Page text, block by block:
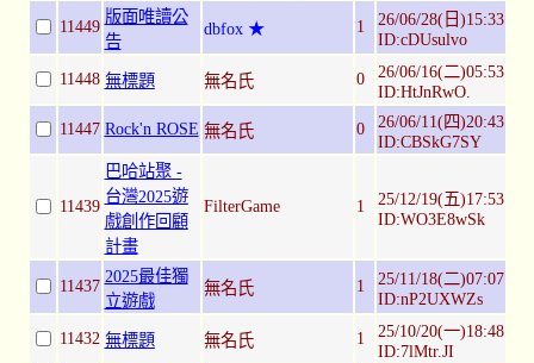
11449 版面唯讀公
告
dbfox ★ 1
26/06/28(日)15:33
ID:cDUsulvo
11448 無標題 無名氏 0
26/06/16(二)05:53
ID:HtJnRwO.
11447 Rock'n ROSE 無名氏 0
26/06/11(四)20:43
ID:CBSkG7SY
11439
巴哈站聚 -
台灣2025遊
戲創作回顧
計畫
FilterGame 1
25/12/19(五)17:53
ID:WO3E8wSk
11437 2025最佳獨
立遊戲
無名氏 1
25/11/18(二)07:07
ID:nP2UXWZs
11432 無標題 無名氏 1
25/10/20(一)18:48
ID:7lMtr.JI